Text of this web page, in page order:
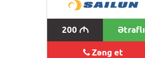
200 M Ətraflı
Zəng et